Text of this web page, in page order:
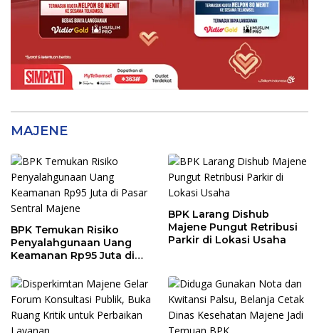
MAJENE
BPK Temukan Risiko
Penyalahgunaan Uang
Keamanan Rp95 Juta di
BPK Larang Dishub
Majene Pungut Retribusi
Parkir di Lokasi Usaha